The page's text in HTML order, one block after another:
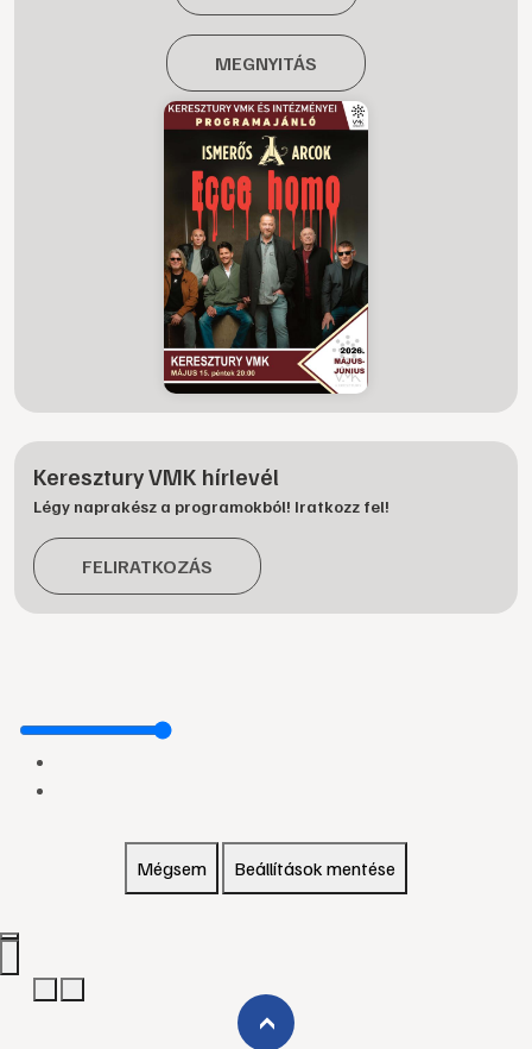
MEGNYITÁS
Keresztury VMK hírlevél
Légy naprakész a programokból! Iratkozz fel!
FELIRATKOZÁS
Mégsem Beállítások mentése
›